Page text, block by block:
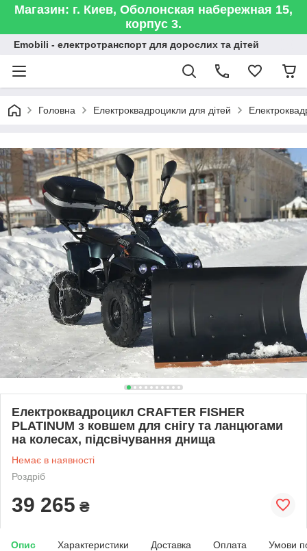
Магазин: г. Киев, Оболонская набережная 15,
корпус 3.
Emobili - електротранспорт для дорослих та дітей
Головна Електроквадроцикли для дітей
Електроквадроцикл CRAFTER FISHER
PLATINUM з ковшем для снігу та ланцюгами
на колесах, підсвічування днища
Немає в наявності
Роздріб
39 265 ₴
Опис Характеристики Доставка Оплата Умови